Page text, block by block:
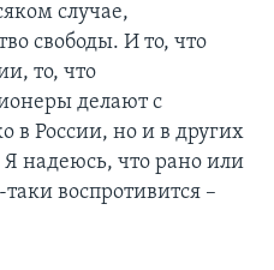
случае,
свободы. И то, что
то, что
делают с
в России, но и в других
Я надеюсь, что рано или
воспротивится –